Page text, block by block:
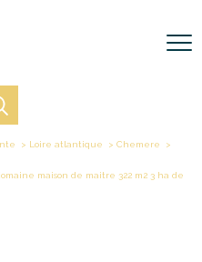
Loire atlantique
Chemere
maison de maitre 322 m2 3 ha de